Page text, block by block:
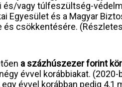
és/vagy túlfeszültség-
Egyesület és a Magyar
és csökkentésére.
a százhúszezer forint
évvel korábbiakat.
évvel korábban pedig